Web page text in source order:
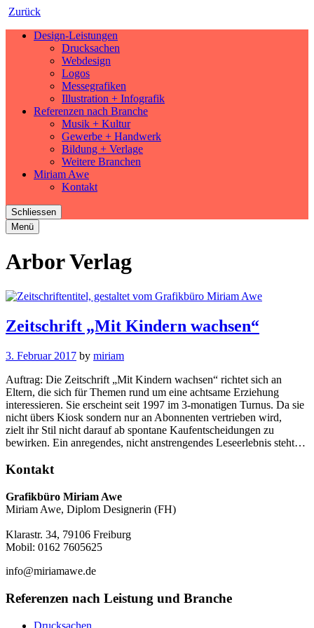
Zurück
Design-Leistungen
Drucksachen
Webdesign
Logos
Messegrafiken
Illustration + Infografik
Referenzen nach Branche
Musik + Kultur
Gewerbe + Handwerk
Bildung + Verlage
Weitere Branchen
Miriam Awe
Kontakt
Schliessen
Menü
Arbor Verlag
Zeitschrift „Mit Kindern wachsen“
3. Februar 2017 by miriam
Auftrag: Die Zeitschrift „Mit Kindern wachsen“ richtet sich an
Eltern, die sich für Themen rund um eine achtsame Erziehung
interessieren. Sie erscheint seit 1997 im 3-monatigen Turnus. Da sie
nicht übers Kiosk sondern nur an Abonnenten vertrieben wird,
zielt ihr Stil nicht darauf ab spontane Kaufentscheidungen zu
bewirken. Ein anregendes, nicht anstrengendes Leseerlebnis steht…
Kontakt
Grafikbüro Miriam Awe
Miriam Awe, Diplom Designerin (FH)
Klarastr. 34, 79106 Freiburg
Mobil: 0162 7605625
info@miriamawe.de
Referenzen nach Leistung und Branche
Drucksachen